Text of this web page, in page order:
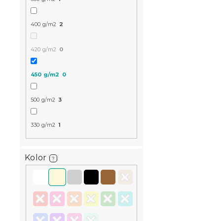
400 g/m2 2
420 g/m2 0
450 g/m2 0
500 g/m2 3
330 g/m2 1
Kolor ?